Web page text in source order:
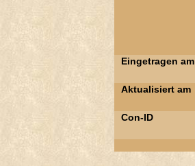
Eingetragen am
Aktualisiert am
Con-ID